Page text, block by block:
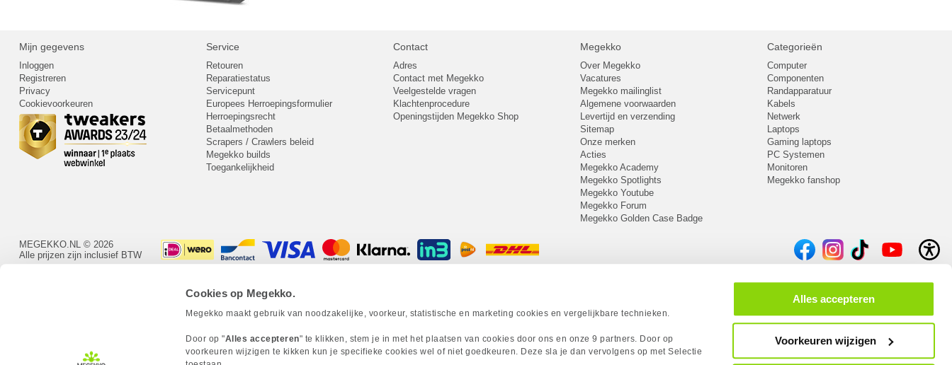
Cookies op Megekko.
Megekko maakt gebruik van noodzakelijke, voorkeur, statistische en marketing cookies en vergelijkbare technieken.
Door op "Alles accepteren" te klikken, stem je in met het plaatsen van cookies door ons en onze 9 partners. Door op
voorkeuren wijzigen te kikken kun je specifieke cookies wel of niet goedkeuren. Deze sla je dan vervolgens op met Selectie
Alles accepteren
Voorkeuren wijzigen
Mijn gegevens
Inloggen
Registreren
Privacy
Cookievoorkeuren
Service
Retouren
Reparatiestatus
Servicepunt
Europees Herroepingsformulier
Herroepingsrecht
Betaalmethoden
Scrapers / Crawlers beleid
Megekko builds
Toegankelijkheid
Contact
Adres
Contact met Megekko
Veelgestelde vragen
Klachtenprocedure
Openingstijden Megekko Shop
Megekko
Over Megekko
Vacatures
Megekko mailinglist
Algemene voorwaarden
Levertijd en verzending
Sitemap
Onze merken
Acties
Megekko Academy
Megekko Spotlights
Megekko Youtube
Megekko Forum
Megekko Golden Case Badge
Categorieën
Computer
Componenten
Randapparatuur
Kabels
Netwerk
Laptops
Gaming laptops
PC Systemen
Monitoren
Megekko fanshop
MEGEKKO.NL © 2026
Alle prijzen zijn inclusief BTW